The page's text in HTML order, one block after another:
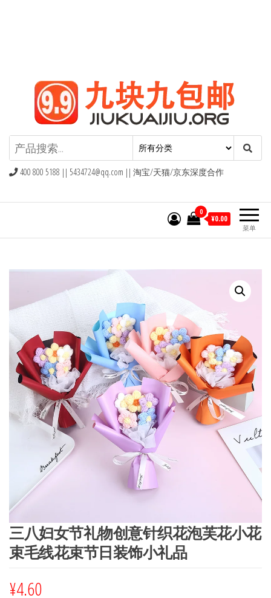
九块九包邮,9块9包邮,9.9元包邮,九
块九官网
400 800 5188 || 5434724@qq.com || 淘宝/天猫/京东深度合作
菜单
0
¥0.00
三八妇女节礼物创意针织花泡芙花小花
束毛线花束节日装饰小礼品
¥4.60